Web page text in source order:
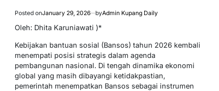
Posted onJanuary 29, 2026 byAdmin Kupang Daily
Oleh: Dhita Karuniawati )*
Kebijakan bantuan sosial (Bansos) tahun 2026 kembali
menempati posisi strategis dalam agenda
pembangunan nasional. Di tengah dinamika ekonomi
global yang masih dibayangi ketidakpastian,
pemerintah menempatkan Bansos sebagai instrumen